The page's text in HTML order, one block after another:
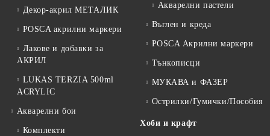
Декор-акрил МЕТАЛИК
POSCA акрилни маркери
Лакове и добавки за
АКРИЛ
LUKAS TERZIA 500ml
ACRYLIC
Акварелни бои
Комплекти
Акварелни пастели
Въглен и креда
POSCA Акрилни маркери
Тънкописци
МУКАВА и ФАЗЕР
Острилки/Гумички/Пособия
Хоби и крафт